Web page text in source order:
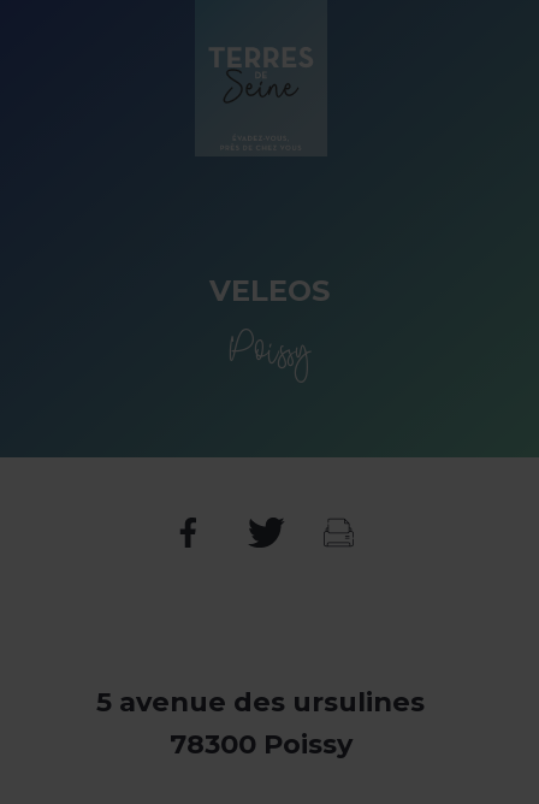
VELEOS
Poissy
5 avenue des ursulines
78300 Poissy